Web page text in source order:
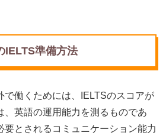
IELTS準備方法
で働くためには、IELTSのスコアが
、英語の運用能力を測るものであ
要とされるコミュニケーション能力